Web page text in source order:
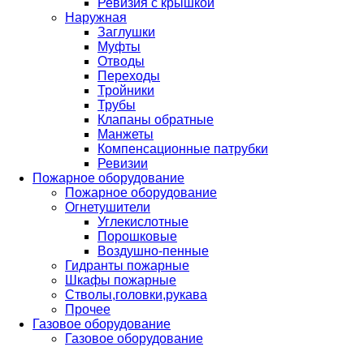
Ревизия с крышкой
Наружная
Заглушки
Муфты
Отводы
Переходы
Тройники
Трубы
Клапаны обратные
Манжеты
Компенсационные патрубки
Ревизии
Пожарное оборудование
Пожарное оборудование
Огнетушители
Углекислотные
Порошковые
Воздушно-пенные
Гидранты пожарные
Шкафы пожарные
Стволы,головки,рукава
Прочее
Газовое оборудование
Газовое оборудование